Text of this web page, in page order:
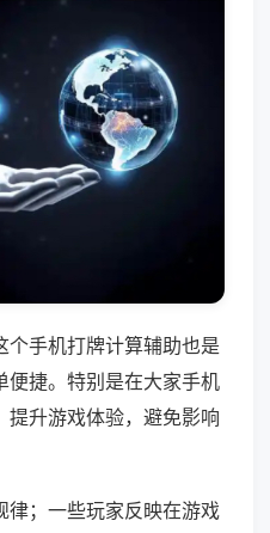
个手机打牌计算辅助也是
便捷。特别是在大家手机
提升游戏体验，避免影响
律；一些玩家反映在游戏